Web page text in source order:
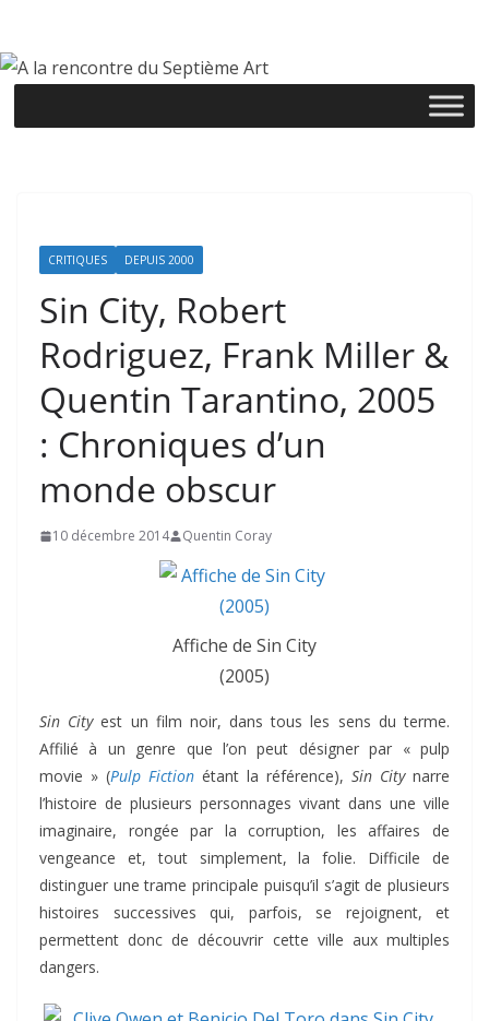
contenu
CRITIQUES DEPUIS 2000
Sin City, Robert
Rodriguez, Frank Miller &
Quentin Tarantino, 2005
: Chroniques d’un
monde obscur
10 décembre 2014 Quentin Coray
Affiche de Sin City
(2005)
Sin Cityest un film noir, dans tous les sens du terme.
Affilié à un genre que l’on peut désigner par « pulp
movie » (Pulp Fiction étant la référence), Sin Citynarre
l’histoire de plusieurs personnages vivant dans une ville
imaginaire, rongée par la corruption, les affaires de
vengeance et, tout simplement, la folie. Difficile de
distinguer une trame principale puisqu’il s’agit de plusieurs
histoires successives qui, parfois, se rejoignent, et
permettent donc de découvrir cette ville aux multiples
dangers.